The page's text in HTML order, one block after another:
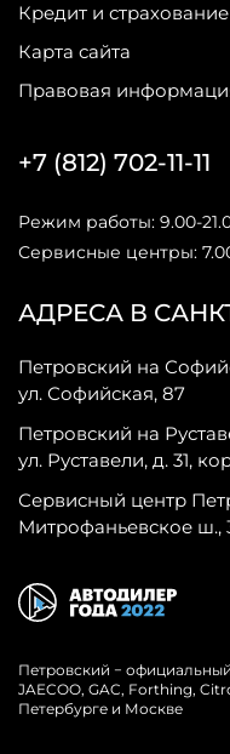
Кредит и страхование
Карта сайта
Правовая
АДРЕСА В
Петровский на
ул. Софийская, 87
Петровский на
ул. Руставели, д. 31,
Сервисный центр
Митрофаньевское ш.,
+7 (812) 702-11-11
Режим работы: 9.00-
Сервисные центры:
Петровский −
JAECOO, GAC, Forthing,
Петербурге и Москве